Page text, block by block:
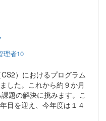
理者10
）におけるプログラム
した。これから約９か月
題の解決に挑みます。こ
目を迎え、今年度は１４